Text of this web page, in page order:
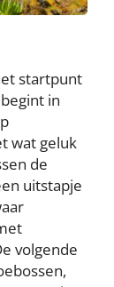
startpunt
in
wat geluk
de
uitstapje
volgende